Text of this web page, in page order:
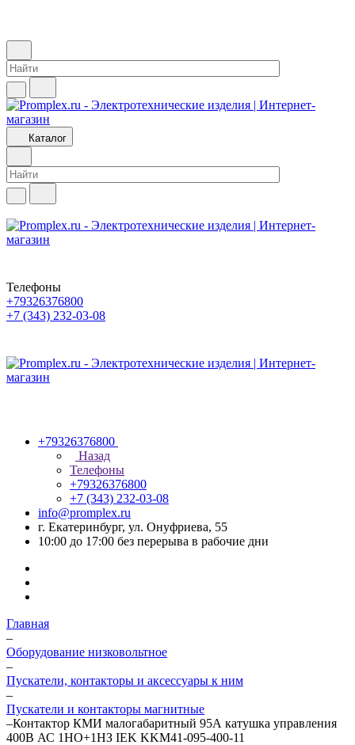
Каталог
Телефоны
+79326376800
+7 (343) 232-03-08
+79326376800
Назад
Телефоны
+79326376800
+7 (343) 232-03-08
info@promplex.ru
г. Екатеринбург, ул. Онуфриева, 55
10:00 до 17:00 без перерыва в рабочие дни
Главная
–
Оборудование низковольтное
–
Пускатели, контакторы и аксессуары к ним
–
Пускатели и контакторы магнитные
–Контактор КМИ малогабаритный 95А катушка управления
400В АС 1НО+1НЗ IEK KKM41-095-400-11